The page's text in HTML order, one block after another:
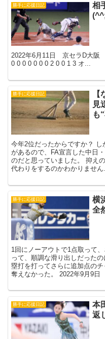
勝手に応援日記
相
2022年6月11日 京セラD大阪
0 0 0 0 0 0 0 2 0 0 1 3 オ...
勝手に応援日記
見
も
今年2位だったからですか？
があるので、FA宣言した中日
のだと思っていました。 抑え
代わりをするのかわかりません
勝手に応援日記
横
全
1回にノーアウトで1点取って
って、順調な滑り出しだった
塁打を打ってさらに追加点の
奪えなかった。 2022年9月9日
勝手に応援日記
本
返